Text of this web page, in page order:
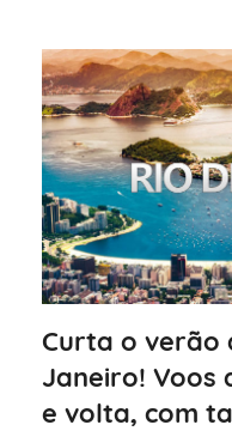
Curta o verão
Janeiro! Voos
e volta, com